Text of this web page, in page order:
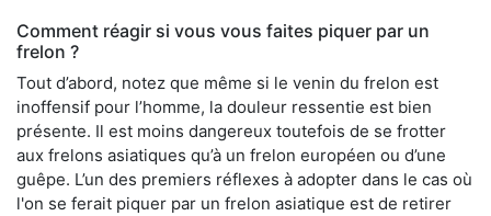
Comment réagir si vous vous faites piquer par un
frelon ?
Tout d’abord, notez que même si le venin du frelon est
inoffensif pour l’homme, la douleur ressentie est bien
présente. Il est moins dangereux toutefois de se frotter
aux frelons asiatiques qu’à un frelon européen ou d’une
guêpe. L’un des premiers réflexes à adopter dans le cas où
l'on se ferait piquer par un frelon asiatique est de retirer